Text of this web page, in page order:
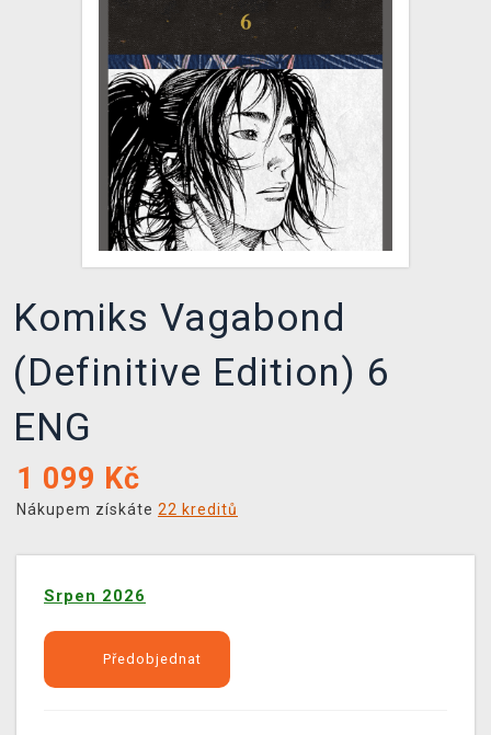
XZONE KLUB
TCG & BOARDGAME HUB
VÝKUP HER (BAZAR)
Komiks Vagabond
(Definitive Edition) 6
ENG
1 099 Kč
Nákupem získáte 22 kreditů
Srpen 2026
Předobjednat